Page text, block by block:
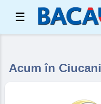
☰
Acum în Ciucani